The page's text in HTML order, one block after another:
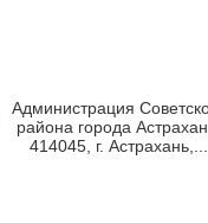
Администрация
района города
414045, г. Астрахань,...